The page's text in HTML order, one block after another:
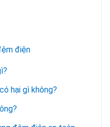
điện
hại gì không?